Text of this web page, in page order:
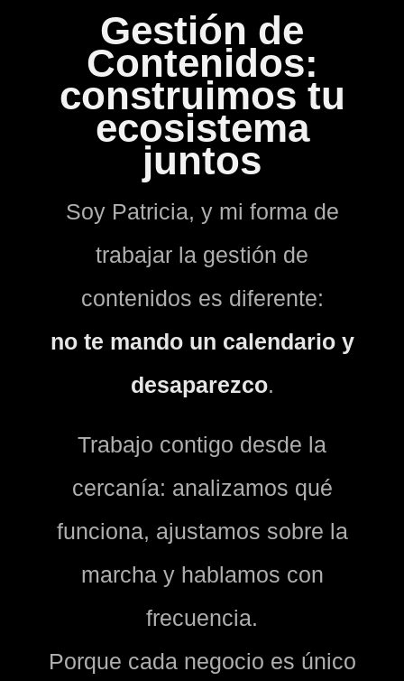
Gestión de
Contenidos:
construimos tu
ecosistema
juntos
Soy Patricia, y mi forma de
trabajar la gestión de
contenidos es diferente:
no te mando un calendario y
desaparezco.
Trabajo contigo desde la
cercanía: analizamos qué
funciona, ajustamos sobre la
marcha y hablamos con
frecuencia.
Porque cada negocio es único